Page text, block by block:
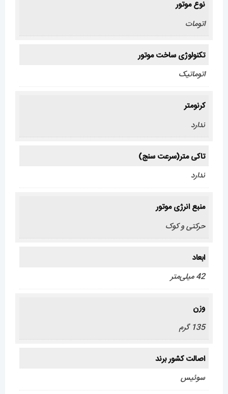
نوع موتور
اتومات
تکنولوژی ساخت موتور
اتوماتیک
کرنومتر
ندارد
تاکی متر(سرعت سنج)
ندارد
منبع انرژی موتور
حرکتی و کوک
ابعاد
42 میلی‌متر
وزن
135 گرم
اصالت کشور برند
سوئیس